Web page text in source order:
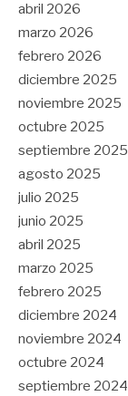
abril 2026
marzo 2026
febrero 2026
diciembre 2025
noviembre 2025
octubre 2025
septiembre 2025
agosto 2025
julio 2025
junio 2025
abril 2025
marzo 2025
febrero 2025
diciembre 2024
noviembre 2024
octubre 2024
septiembre 2024